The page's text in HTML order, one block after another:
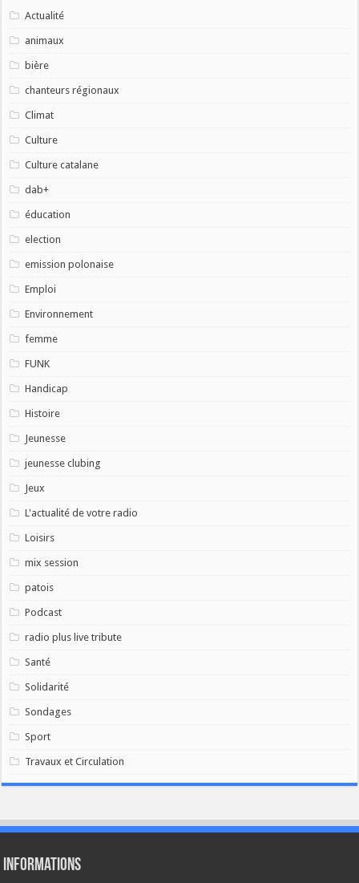
Actualité
animaux
bière
chanteurs régionaux
Climat
Culture
Culture catalane
dab+
éducation
election
emission polonaise
Emploi
Environnement
femme
FUNK
Handicap
Histoire
Jeunesse
jeunesse clubing
Jeux
L'actualité de votre radio
Loisirs
mix session
patois
Podcast
radio plus live tribute
Santé
Solidarité
Sondages
Sport
Travaux et Circulation
Informations